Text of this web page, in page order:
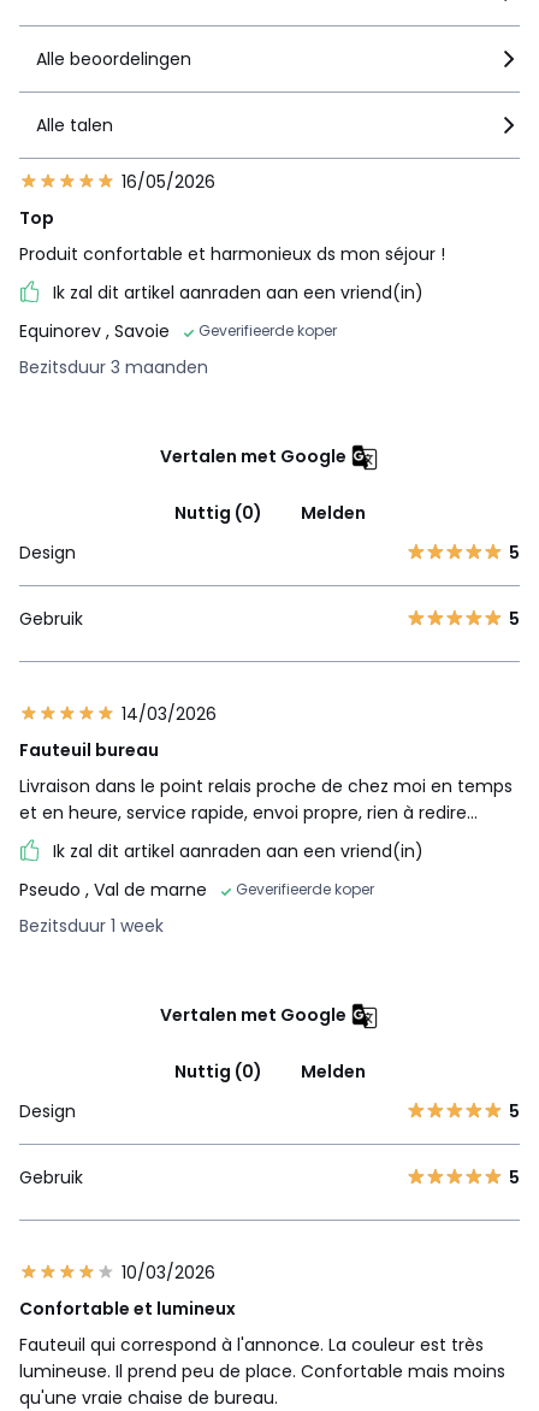
Alle beoordelingen
Alle talen
16/05/2026
Top
Produit confortable et harmonieux ds mon séjour !
Ik zal dit artikel aanraden aan een vriend(in)
Equinorev , Savoie Geverifieerde koper
Bezitsduur 3 maanden
Vertalen met Google
Nuttig (0)
Melden
Design
5
Gebruik 5
14/03/2026
Fauteuil bureau
Livraison dans le point relais proche de chez moi en temps
et en heure, service rapide, envoi propre, rien à redire…
Ik zal dit artikel aanraden aan een vriend(in)
Pseudo , Val de marne Geverifieerde koper
Bezitsduur 1 week
Vertalen met Google
Nuttig (0)
Melden
Design
5
Gebruik 5
10/03/2026
Confortable et lumineux
Fauteuil qui correspond à l'annonce. La couleur est très
lumineuse. Il prend peu de place. Confortable mais moins
qu'une vraie chaise de bureau.